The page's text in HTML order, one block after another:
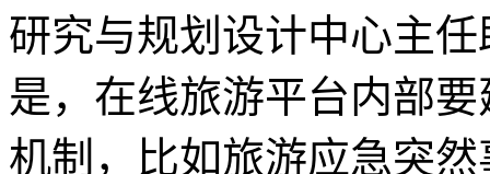
研究与规划设计中心主
是，在线旅游平台内部
机制，比如旅游应急突